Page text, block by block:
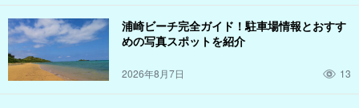
浦崎ビーチ完全ガイド！駐車場情報とおすす
めの写真スポットを紹介
2026年8月7日 13